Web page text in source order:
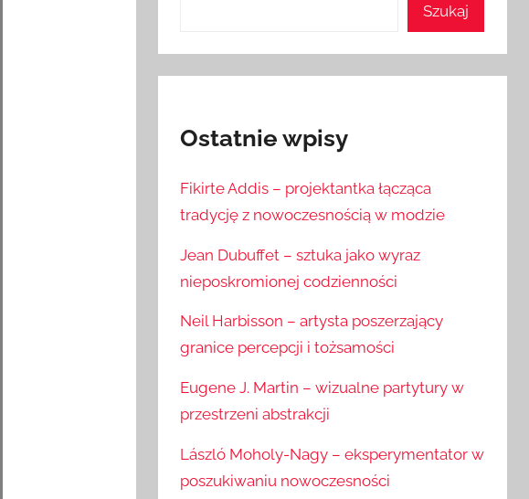
Szukaj
Ostatnie wpisy
Fikirte Addis – projektantka łącząca
tradycję z nowoczesnością w modzie
Jean Dubuffet – sztuka jako wyraz
nieposkromionej codzienności
Neil Harbisson – artysta poszerzający
granice percepcji i tożsamości
Eugene J. Martin – wizualne partytury w
przestrzeni abstrakcji
László Moholy-Nagy – eksperymentator w
poszukiwaniu nowoczesności